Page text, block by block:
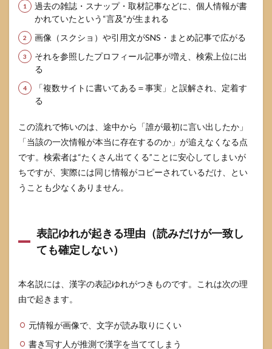
（SNS
運
チェ
ック
リス
ト：
本名
見た
とき
の確
認項
目
6
6.1
あの
本名
は結
かっ
てい
る
過去の雑誌・スナップ・取材記事などに、個人情報が書
かれていたという“言及”が生まれる
画像（スクショ）や引用文がSNS・まとめ記事で広がる
それを参照したプロフィール記事が増え、検索上位に出
る
「複数サイトに書いてある＝事実」と誤解され、定着す
る
この流れで怖いのは、途中から「誰が最初に言い出したか」
「当該の一次情報が本当に存在するのか」が追えなくなる点
です。検索者は“たくさん出てくる”ことに安心してしまいが
ちですが、実際には同じ情報がコピーされているだけ、とい
うことも少なくありません。
表記ゆれが起きる理由（読みだけが一致し
ても確定しない）
本名説には、漢字の表記ゆれがつきものです。これは次の理
由で起きます。
元情報が画像で、文字が読み取りにくい
書き写す人が推測で漢字を当ててしまう